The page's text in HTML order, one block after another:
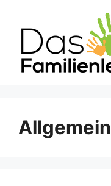
springen
Allgemein